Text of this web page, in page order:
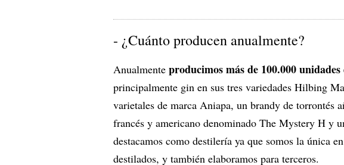
- ¿Cuánto producen anualmente?
Anualmente producimos más de 100.000
principalmente gin en sus tres variedades Hilbing
varietales de marca Aniapa, un brandy de torrontés
francés y americano denominado The Mystery H y
destacamos como destilería ya que somos la única
destilados, y también elaboramos para terceros.